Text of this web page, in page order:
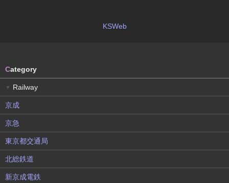
KSWeb
Category
▼ Railway
京成
京急
東京都交通局
北総鉄道
新京成電鉄